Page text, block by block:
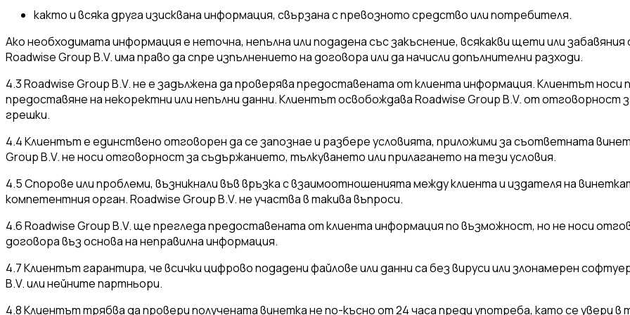
както и всяка друга изисквана информация, свързана с превозното средство или потребителя.
Ако необходимата информация е неточна, непълна или подадена със закъснение, всякакви щети или забавяния
Roadwise Group B.V. има право да спре изпълнението на договора или да начисли допълнителни разходи.
4.3 Roadwise Group B.V. не е задължена да проверява предоставената от клиента информация. Клиентът
предоставяне на некоректни или непълни данни. Клиентът освобождава Roadwise Group B.V. от
грешки.
4.4 Клиентът е единствено отговорен да се запознае и разбере условията, приложими за съответната
Group B.V. не носи отговорност за съдържанието, тълкуването или прилагането на тези условия.
4.5 Спорове или проблеми, възникнали във връзка с взаимоотношенията между клиента и издателя на
компетентния орган. Roadwise Group B.V. не участва в такива въпроси.
4.6 Roadwise Group B.V. ще прегледа предоставената от клиента информация по възможност, но не носи
договора въз основа на неправилна информация.
4.7 Клиентът гарантира, че всички цифрово подадени файлове или данни са без вируси или злонамерен
B.V. или нейните партньори.
4.8 Клиентът трябва да провери получената винетка не по-късно от 24 часа преди употреба, като се увери